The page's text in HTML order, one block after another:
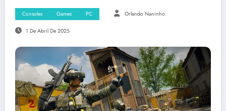
Consoles Games PC Orlando Naninho
1 De Abril De 2025